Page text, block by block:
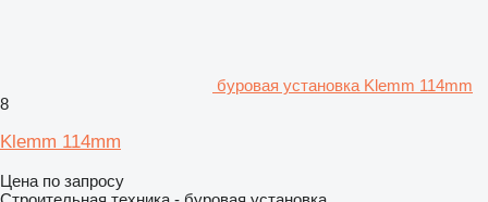
буровая установка Klemm 114mm
8
Klemm 114mm
Цена по запросу